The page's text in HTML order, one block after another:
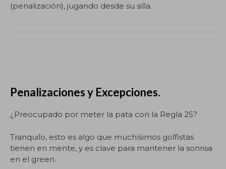
(penalización), jugando desde su silla.
Penalizaciones y Excepciones.
¿Preocupado por meter la pata con la Regla 25?
Tranquilo, esto es algo que muchísimos golfistas
tienen en mente, y es clave para mantener la sonrisa
en el green.